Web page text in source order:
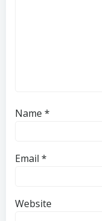
Name *
Email *
Website